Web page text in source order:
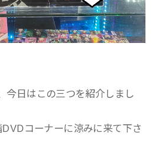
今日はこの三つを紹介しまし
コーナーに涼みに来て下さ